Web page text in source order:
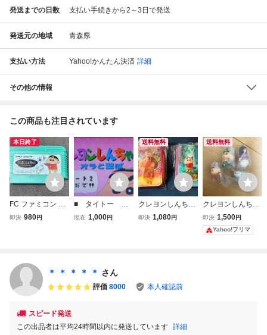
発送までの日数 支払い手続きから2～3日で発送
発送元の地域 青森県
支払い方法 Yahoo!かんたん決済 詳細
その他の情報
この商品も注目されています
本日終了
FC ファミコン カ
セット バンダイ(B
即決 980円
■ タイトー ク
レヨンしんちゃん
現在 1,000円
送料無料
クレヨンしんちゃ
ん キーケース バ
即決 1,080円
送料無料
クレヨンしんちゃ
ん オラの妖怪バケ
～ション スイング
マスコット
即決 1,500円
Yahoo!フリマ
＊ ＊ ＊ ＊ ＊ さん
評価 8000 本人確認前
スピード発送
この出品者は平均24時間以内に発送しています 詳細